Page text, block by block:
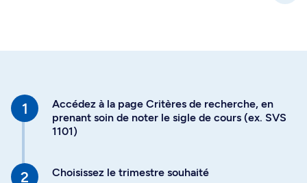
Accédez à la page Critères de recherche, en
prenant soin de noter le sigle de cours (ex. SVS
1101)
Choisissez le trimestre souhaité